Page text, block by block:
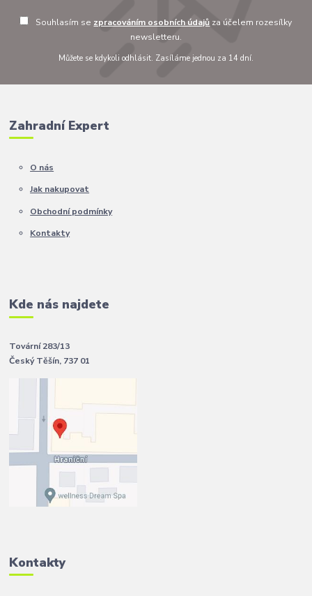
Souhlasím se zpracováním osobních údajů za účelem rozesílky
newsletteru.
Můžete se kdykoli odhlásit. Zasíláme jednou za 14 dní.
Zahradní Expert
O nás
Jak nakupovat
Obchodní podmínky
Kontakty
Kde nás najdete
Tovární 283/13
Český Těšín, 737 01
Kontakty